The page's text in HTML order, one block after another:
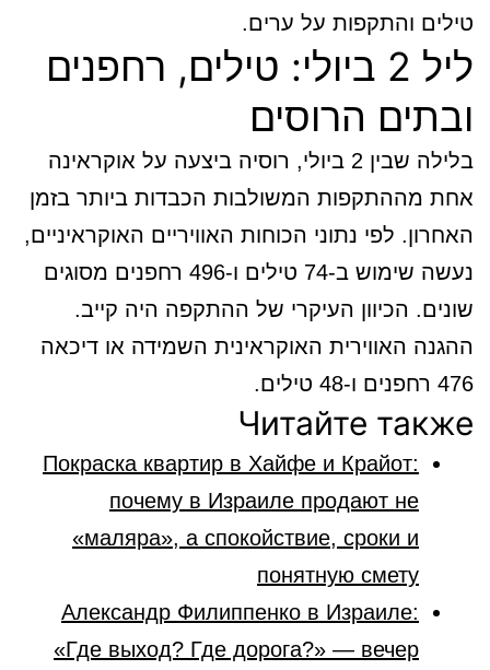
טילים והתקפות על ערים.
ליל 2 ביולי: טילים, רחפנים
ובתים הרוסים
בלילה שבין 2 ביולי, רוסיה ביצעה על אוקראינה
אחת מההתקפות המשולבות הכבדות ביותר בזמן
האחרון. לפי נתוני הכוחות האוויריים האוקראיניים,
נעשה שימוש ב-74 טילים ו-496 רחפנים מסוגים
שונים. הכיוון העיקרי של ההתקפה היה קייב.
ההגנה האווירית האוקראינית השמידה או דיכאה
476 רחפנים ו-48 טילים.
Читайте также
Покраска квартир в Хайфе и Крайот:
почему в Израиле продают не
«маляра», а спокойствие, сроки и
понятную смету
Александр Филиппенко в Израиле:
«Где выход? Где дорога?» — вечер